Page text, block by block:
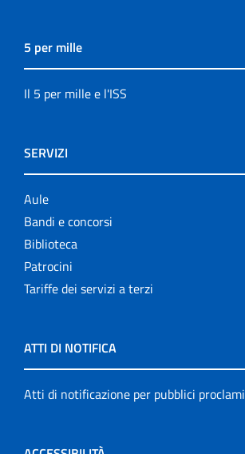
5 per mille
Il 5 per mille e l'ISS
SERVIZI
Aule
Bandi e concorsi
Biblioteca
Patrocini
Tariffe dei servizi a terzi
ATTI DI NOTIFICA
Atti di notificazione per pubblici proclami